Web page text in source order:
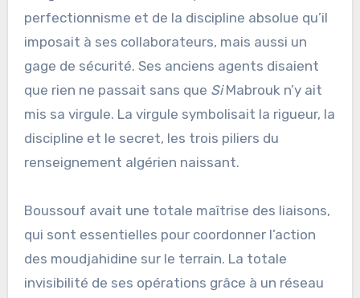
perfectionnisme et de la discipline absolue qu’il
imposait à ses collaborateurs, mais aussi un
gage de sécurité. Ses anciens agents disaient
que rien ne passait sans que SiMabrouk n’y ait
mis sa virgule. La virgule symbolisait la rigueur, la
discipline et le secret, les trois piliers du
renseignement algérien naissant.
Boussouf avait une totale maîtrise des liaisons,
qui sont essentielles pour coordonner l’action
des moudjahidine sur le terrain. La totale
invisibilité de ses opérations grâce à un réseau